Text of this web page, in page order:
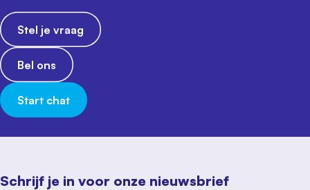
Schrijf je in voor onze nieuwsbrief
Stel je vraag
Bel ons
Start chat